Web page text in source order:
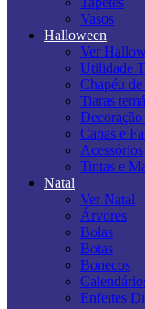
Vasos
Halloween
Ver
Utilidade
Chapéu
Tiaras
Capas e
Acessórios
Tintas e
Natal
Ver Natal
Árvores
Bolas
Botas
Bonecos
Enfeites